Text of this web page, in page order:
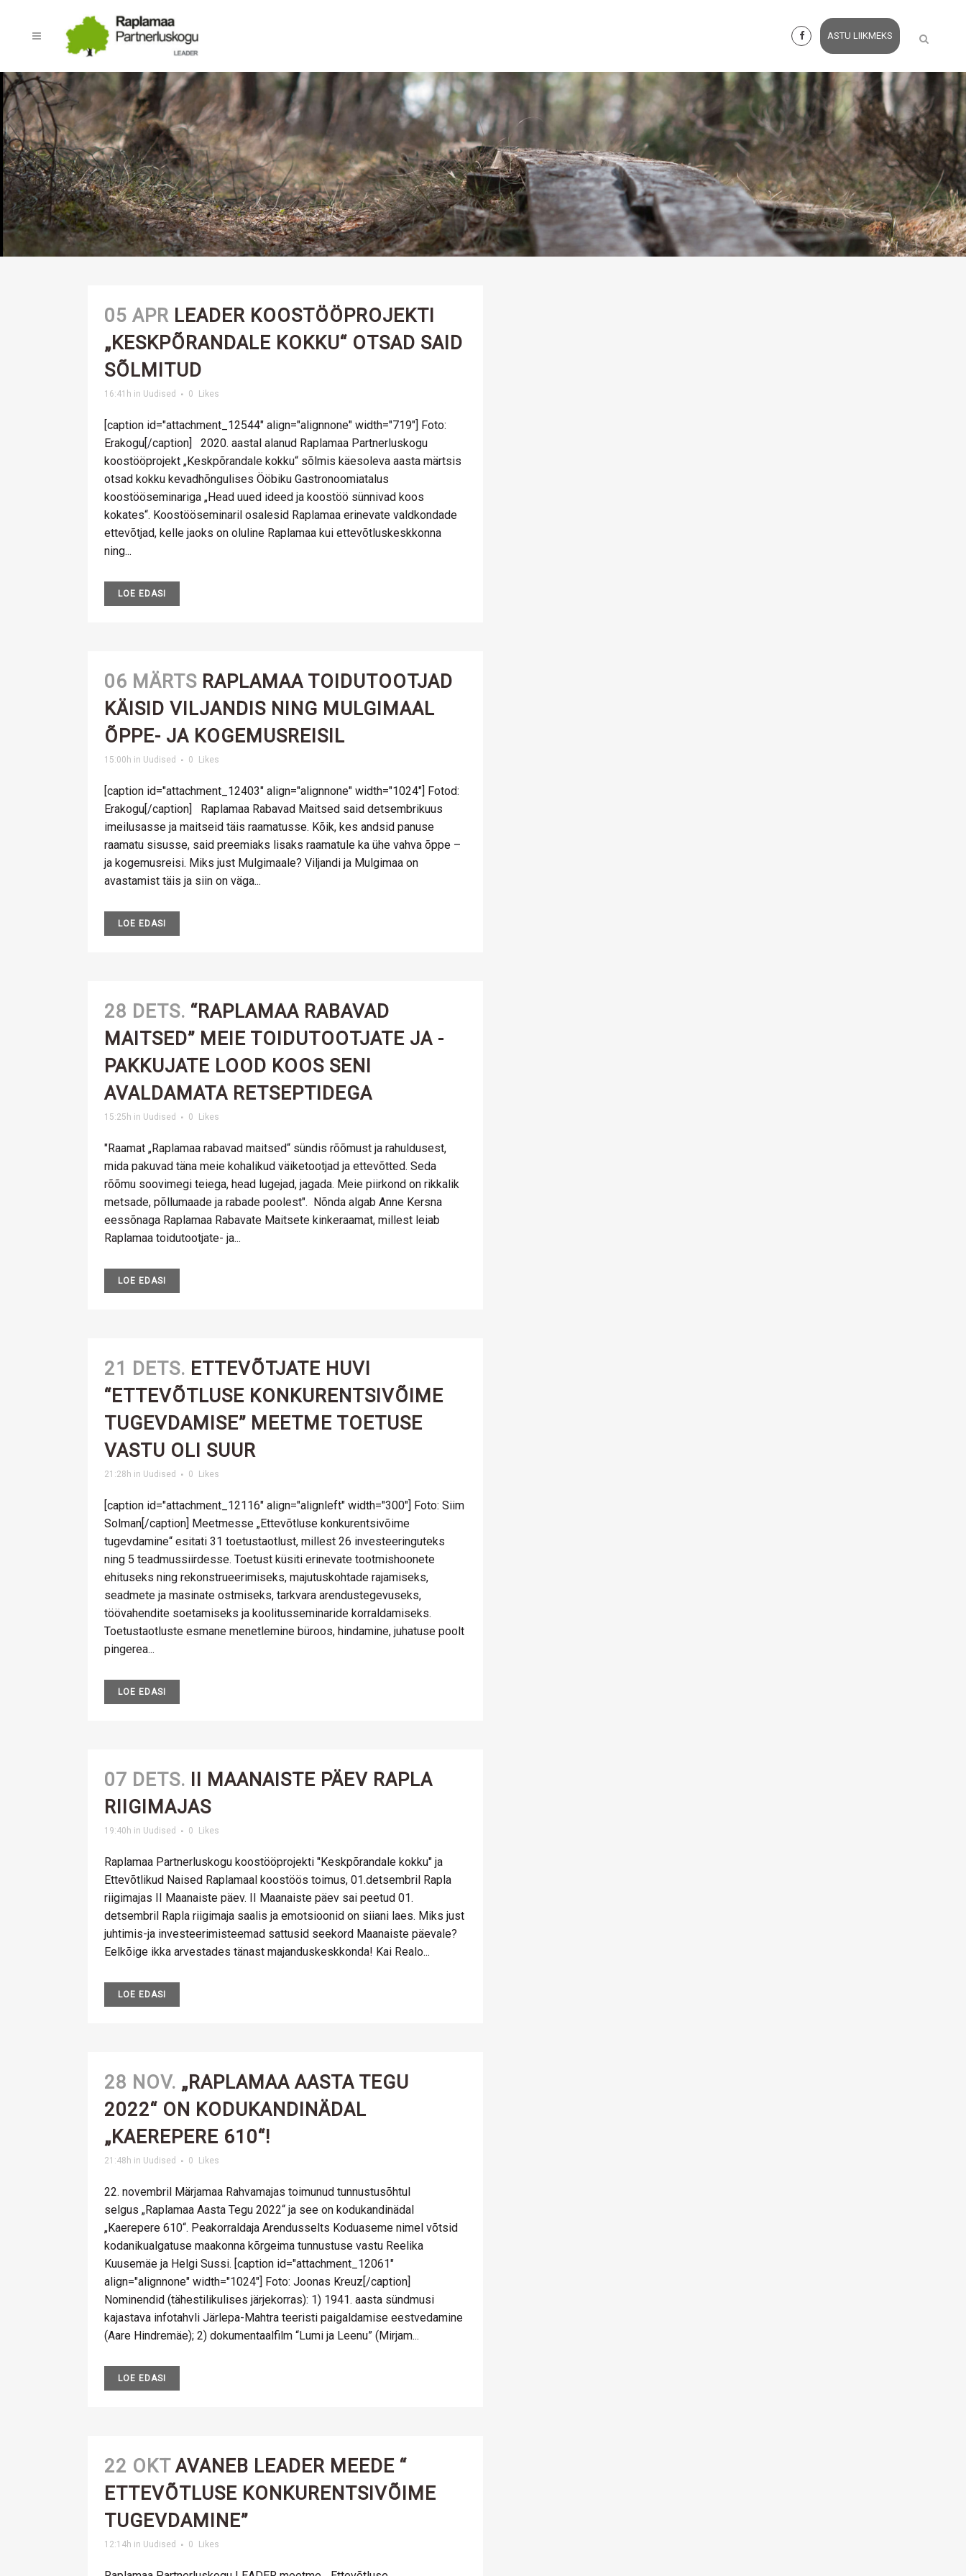
ASTU LIIKMEKS
05 APR LEADER KOOSTÖÖPROJEKTI
„KESKPÕRANDALE KOKKU“ OTSAD SAID
SÕLMITUD
16:41h in Uudised 0 Likes
[caption id="attachment_12544" align="alignnone" width="719"] Foto:
Erakogu[/caption] 2020. aastal alanud Raplamaa Partnerluskogu
koostööprojekt „Keskpõrandale kokku“ sõlmis käesoleva aasta märtsis
otsad kokku kevadhõngulises Ööbiku Gastronoomiatalus
koostööseminariga „Head uued ideed ja koostöö sünnivad koos
kokates“. Koostööseminaril osalesid Raplamaa erinevate valdkondade
ettevõtjad, kelle jaoks on oluline Raplamaa kui ettevõtluskeskkonna
ning...
LOE EDASI
06 MÄRTS RAPLAMAA TOIDUTOOTJAD
KÄISID VILJANDIS NING MULGIMAAL
ÕPPE- JA KOGEMUSREISIL
15:00h in Uudised 0 Likes
[caption id="attachment_12403" align="alignnone" width="1024"] Fotod:
Erakogu[/caption] Raplamaa Rabavad Maitsed said detsembrikuus
imeilusasse ja maitseid täis raamatusse. Kõik, kes andsid panuse
raamatu sisusse, said preemiaks lisaks raamatule ka ühe vahva õppe –
ja kogemusreisi. Miks just Mulgimaale? Viljandi ja Mulgimaa on
avastamist täis ja siin on väga...
LOE EDASI
28 DETS. “RAPLAMAA RABAVAD
MAITSED” MEIE TOIDUTOOTJATE JA -
PAKKUJATE LOOD KOOS SENI
AVALDAMATA RETSEPTIDEGA
15:25h in Uudised 0 Likes
"Raamat „Raplamaa rabavad maitsed“ sündis rõõmust ja rahuldusest,
mida pakuvad täna meie kohalikud väiketootjad ja ettevõtted. Seda
rõõmu soovimegi teiega, head lugejad, jagada. Meie piirkond on rikkalik
metsade, põllumaade ja rabade poolest". Nõnda algab Anne Kersna
eessõnaga Raplamaa Rabavate Maitsete kinkeraamat, millest leiab
Raplamaa toidutootjate- ja...
LOE EDASI
21 DETS. ETTEVÕTJATE HUVI
“ETTEVÕTLUSE KONKURENTSIVÕIME
TUGEVDAMISE” MEETME TOETUSE
VASTU OLI SUUR
21:28h in Uudised 0 Likes
[caption id="attachment_12116" align="alignleft" width="300"] Foto: Siim
Solman[/caption] Meetmesse „Ettevõtluse konkurentsivõime
tugevdamine“ esitati 31 toetustaotlust, millest 26 investeeringuteks
ning 5 teadmussiirdesse. Toetust küsiti erinevate tootmishoonete
ehituseks ning rekonstrueerimiseks, majutuskohtade rajamiseks,
seadmete ja masinate ostmiseks, tarkvara arendustegevuseks,
töövahendite soetamiseks ja koolitusseminaride korraldamiseks.
Toetustaotluste esmane menetlemine büroos, hindamine, juhatuse poolt
pingerea...
LOE EDASI
07 DETS.
II MAANAISTE PÄEV RAPLA
RIIGIMAJAS
19:40h in Uudised 0 Likes
Raplamaa Partnerluskogu koostööprojekti "Keskpõrandale kokku" ja
Ettevõtlikud Naised Raplamaal koostöös toimus, 01.detsembril Rapla
riigimajas II Maanaiste päev. II Maanaiste päev sai peetud 01.
detsembril Rapla riigimaja saalis ja emotsioonid on siiani laes. Miks just
juhtimis-ja investeerimisteemad sattusid seekord Maanaiste päevale?
Eelkõige ikka arvestades tänast majanduskeskkonda! Kai Realo...
LOE EDASI
28 NOV. „RAPLAMAA AASTA TEGU
2022“ ON KODUKANDINÄDAL
„KAEREPERE 610“!
21:48h in Uudised 0 Likes
22. novembril Märjamaa Rahvamajas toimunud tunnustusõhtul
selgus „Raplamaa Aasta Tegu 2022“ ja see on kodukandinädal
„Kaerepere 610“. Peakorraldaja Arendusselts Koduaseme nimel võtsid
kodanikualgatuse maakonna kõrgeima tunnustuse vastu Reelika
Kuusemäe ja Helgi Sussi. [caption id="attachment_12061"
align="alignnone" width="1024"] Foto: Joonas Kreuz[/caption]
Nominendid (tähestilikulises järjekorras): 1) 1941. aasta sündmusi
kajastava infotahvli Järlepa-Mahtra teeristi paigaldamise eestvedamine
(Aare Hindremäe); 2) dokumentaalfilm “Lumi ja Leenu” (Mirjam...
LOE EDASI
22 OKT AVANEB LEADER MEEDE “
ETTEVÕTLUSE KONKURENTSIVÕIME
TUGEVDAMINE”
12:14h in Uudised 0 Likes